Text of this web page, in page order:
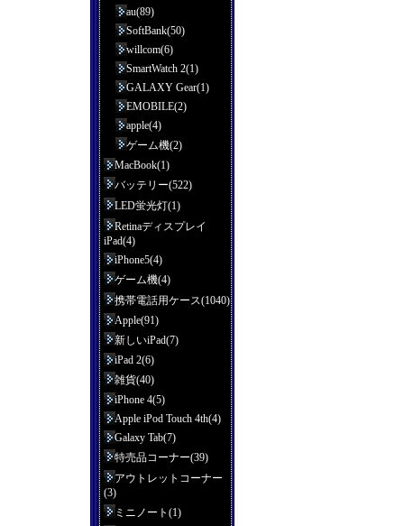
au(89)
SoftBank(50)
willcom(6)
SmartWatch 2(1)
GALAXY Gear(1)
EMOBILE(2)
apple(4)
ゲーム機(2)
MacBook(1)
バッテリー(522)
LED蛍光灯(1)
Retinaディスプレイ
iPad(4)
iPhone5(4)
ゲーム機(4)
携帯電話用ケース(1040)
Apple(91)
新しいiPad(7)
iPad 2(6)
雑貨(40)
iPhone 4(5)
Apple iPod Touch 4th(4)
Galaxy Tab(7)
特売品コーナー(39)
アウトレットコーナー
(3)
ミニノート(1)